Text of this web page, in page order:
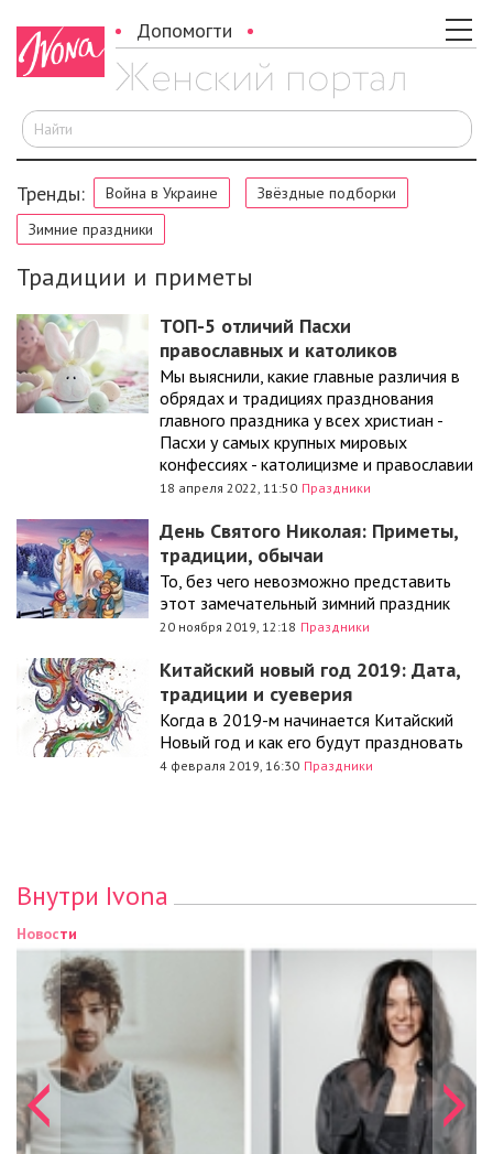
Допомогти
Тренды: Война в Украине
Звёздные подборки
Зимние праздники
Традиции и приметы
ТОП-5 отличий Пасхи
православных и католиков
Мы выяснили, какие главные различия в
обрядах и традициях празднования
главного праздника у всех христиан -
Пасхи у самых крупных мировых
конфессиях - католицизме и православии
18 апреля 2022, 11:50 Праздники
День Святого Николая: Приметы,
традиции, обычаи
То, без чего невозможно представить
этот замечательный зимний праздник
20 ноября 2019, 12:18 Праздники
Китайский новый год 2019: Дата,
традиции и суеверия
Когда в 2019-м начинается Китайский
Новый год и как его будут праздновать
4 февраля 2019, 16:30 Праздники
Внутри Ivona
Новости